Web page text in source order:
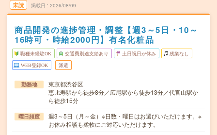
未読 掲載日 2026/08/09
商品開発の進捗管理・調整【週3～5日・10～
16時可・時給2000円】有名化粧品
職種未経験OK 交通費別途支給あり 土日祝日が休み 残業なし
WEB登録OK 派遣
勤務地
東京都渋谷区
恵比寿駅から徒歩8分／広尾駅から徒歩13分／代官山駅か
ら徒歩15分
曜日頻度
週3～5日（月～金）※日数・曜日はお選びいただけます。※
お休み相談も柔軟にご対応いただけます。